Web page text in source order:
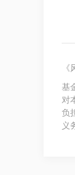
《
基
对
负
义